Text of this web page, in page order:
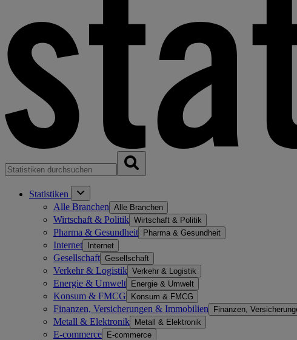
Statistiken
Alle Branchen Alle Branchen
Wirtschaft & Politik Wirtschaft & Politik
Pharma & Gesundheit Pharma & Gesundheit
Internet Internet
Gesellschaft Gesellschaft
Verkehr & Logistik Verkehr & Logistik
Energie & Umwelt Energie & Umwelt
Konsum & FMCG Konsum & FMCG
Finanzen, Versicherungen & Immobilien Finanzen,
Metall & Elektronik Metall & Elektronik
E-commerce E-commerce